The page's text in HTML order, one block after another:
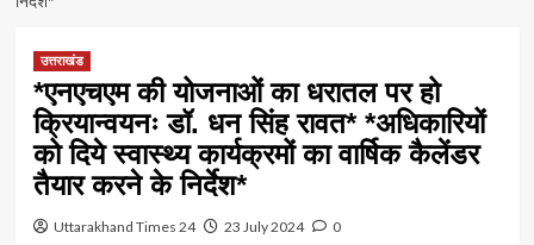
उत्तराखंड
*एनएचएम की योजनाओं का धरातल पर हो
क्रियान्वयनः डॉ. धन सिंह रावत* *अधिकारियों
को दिये स्वास्थ्य कार्यक्रमों का वार्षिक कैलेंडर
तैयार करने के निर्देश*
Uttarakhand Times 24 23 July 2024 0